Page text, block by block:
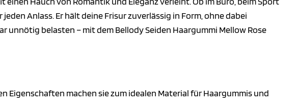
Anlass. Er hält deine Frisur zuverlässig in Form, ohne dabei
unnötig belasten – mit dem Bellody Seiden Haargummi Mellow Rose
Eigenschaften machen sie zum idealen Material für Haargummis und